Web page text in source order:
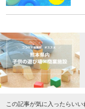
この記事が気に入ったらいい